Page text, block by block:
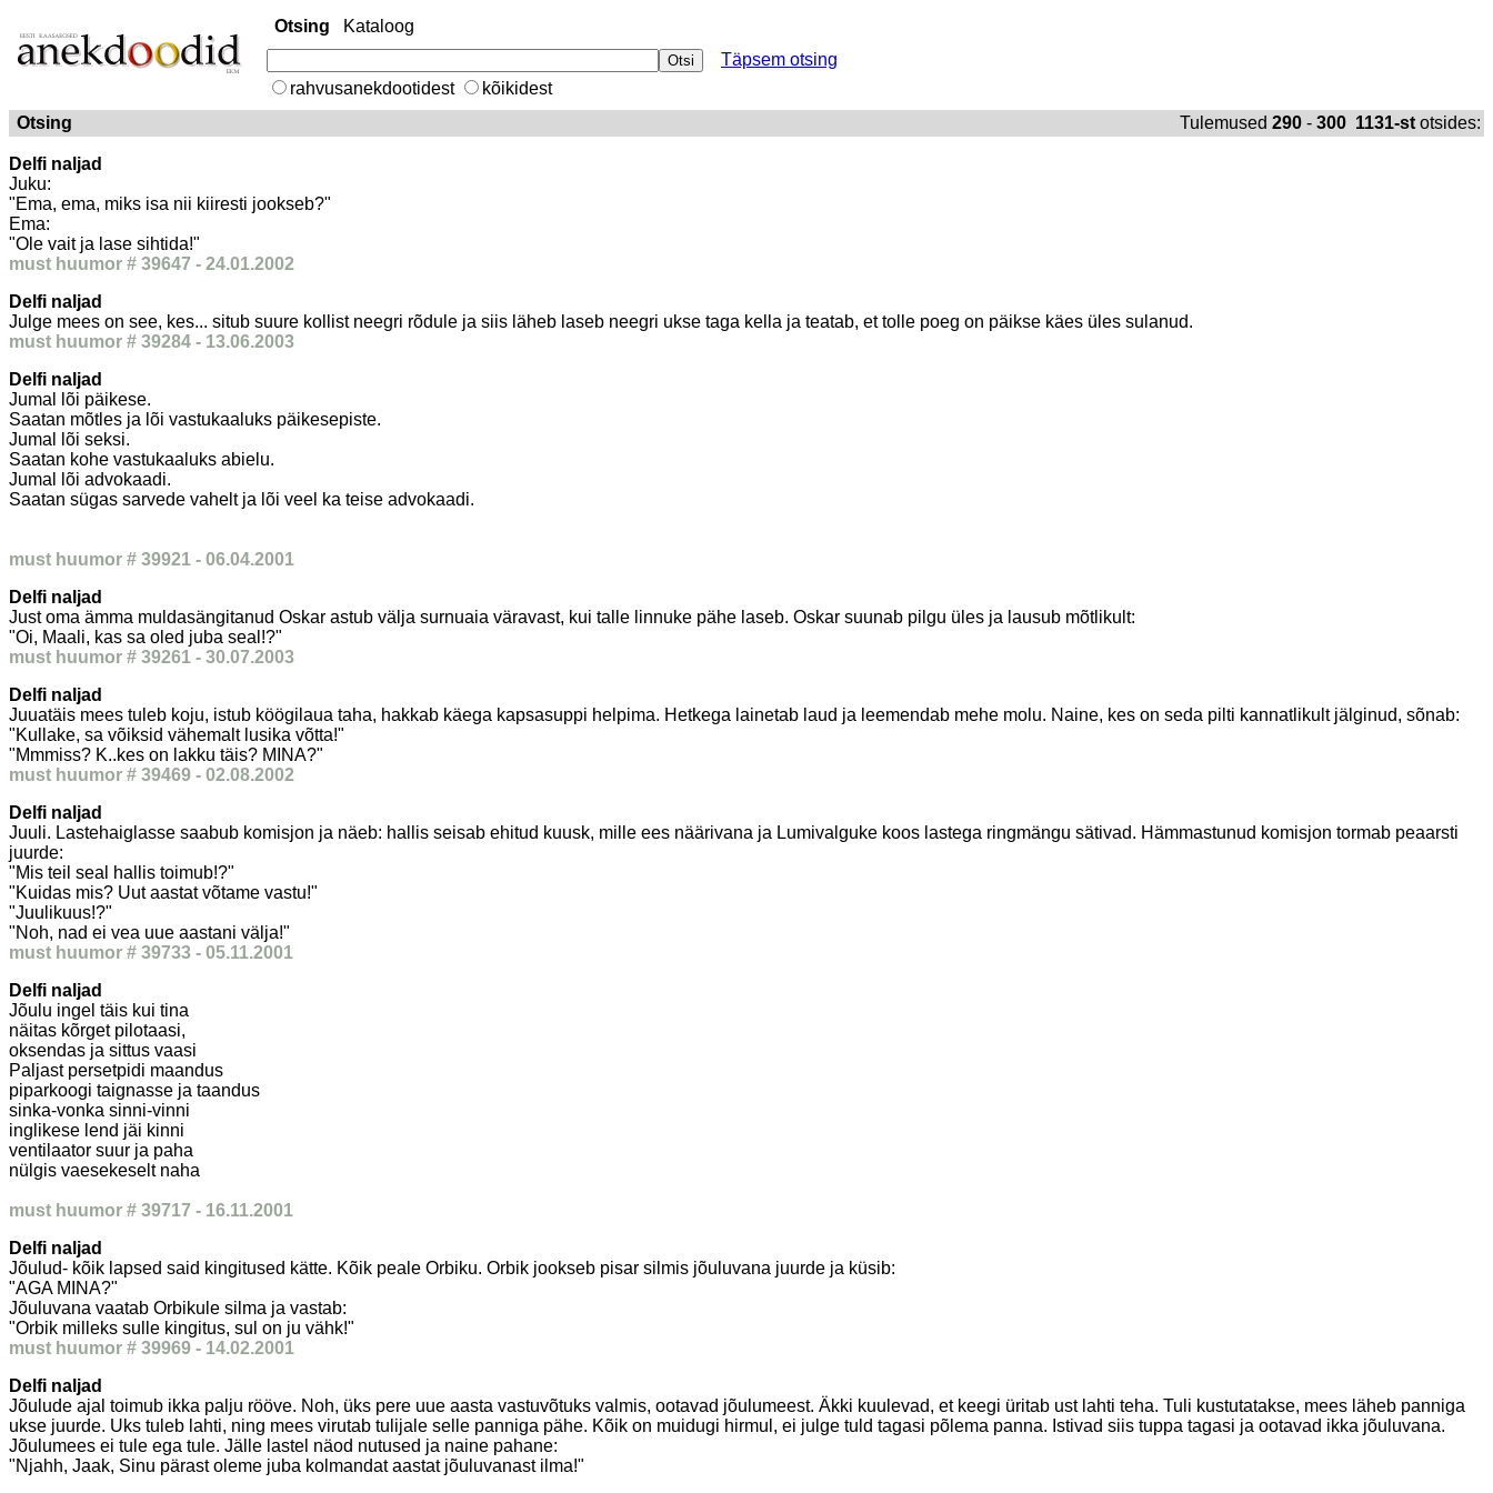
Otsing
Kataloog
Täpsem otsing
rahvusanekdootidest
kõikidest
Otsing
Tulemused 290 - 300 1131-st otsides:
Delfi naljad
Juku:
"Ema, ema, miks isa nii kiiresti jookseb?"
Ema:
"Ole vait ja lase sihtida!"
must huumor # 39647 - 24.01.2002
Delfi naljad
Julge mees on see, kes... situb suure kollist neegri rõdule ja siis läheb laseb neegri ukse taga kella ja teatab, et tolle poeg on päikse käes üles sulanud.
must huumor # 39284 - 13.06.2003
Delfi naljad
Jumal lõi päikese.
Saatan mõtles ja lõi vastukaaluks päikesepiste.
Jumal lõi seksi.
Saatan kohe vastukaaluks abielu.
Jumal lõi advokaadi.
Saatan sügas sarvede vahelt ja lõi veel ka teise advokaadi.
must huumor # 39921 - 06.04.2001
Delfi naljad
Just oma ämma muldasängitanud Oskar astub välja surnuaia väravast, kui talle linnuke pähe laseb. Oskar suunab pilgu üles ja lausub mõtlikult:
"Oi, Maali, kas sa oled juba seal!?"
must huumor # 39261 - 30.07.2003
Delfi naljad
Juuatäis mees tuleb koju, istub köögilaua taha, hakkab käega kapsasuppi helpima. Hetkega lainetab laud ja leemendab mehe molu. Naine, kes on seda pilti kannatlikult jälginud, sõnab:
"Kullake, sa võiksid vähemalt lusika võtta!"
"Mmmiss? K..kes on lakku täis? MINA?"
must huumor # 39469 - 02.08.2002
Delfi naljad
Juuli. Lastehaiglasse saabub komisjon ja näeb: hallis seisab ehitud kuusk, mille ees näärivana ja Lumivalguke koos lastega ringmängu sätivad. Hämmastunud komisjon tormab peaarsti
juurde:
"Mis teil seal hallis toimub!?"
"Kuidas mis? Uut aastat võtame vastu!"
"Juulikuus!?"
"Noh, nad ei vea uue aastani välja!"
must huumor # 39733 - 05.11.2001
Delfi naljad
Jõulu ingel täis kui tina
näitas kõrget pilotaasi,
oksendas ja sittus vaasi
Paljast persetpidi maandus
piparkoogi taignasse ja taandus
sinka-vonka sinni-vinni
inglikese lend jäi kinni
ventilaator suur ja paha
nülgis vaesekeselt naha
must huumor # 39717 - 16.11.2001
Delfi naljad
Jõulud- kõik lapsed said kingitused kätte. Kõik peale Orbiku. Orbik jookseb pisar silmis jõuluvana juurde ja küsib:
"AGA MINA?"
Jõuluvana vaatab Orbikule silma ja vastab:
"Orbik milleks sulle kingitus, sul on ju vähk!"
must huumor # 39969 - 14.02.2001
Delfi naljad
Jõulude ajal toimub ikka palju rööve. Noh, üks pere uue aasta vastuvõtuks valmis, ootavad jõulumeest. Äkki kuulevad, et keegi üritab ust lahti teha. Tuli kustutatakse, mees läheb panniga
ukse juurde. Uks tuleb lahti, ning mees virutab tulijale selle panniga pähe. Kõik on muidugi hirmul, ei julge tuld tagasi põlema panna. Istivad siis tuppa tagasi ja ootavad ikka jõuluvana.
Jõulumees ei tule ega tule. Jälle lastel näod nutused ja naine pahane:
"Njahh, Jaak, Sinu pärast oleme juba kolmandat aastat jõuluvanast ilma!"